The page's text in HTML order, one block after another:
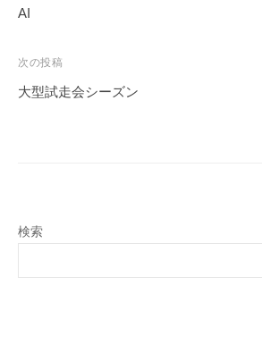
稿
ビ
ゲ
AI
次の投稿
大型試走会シーズン
検索